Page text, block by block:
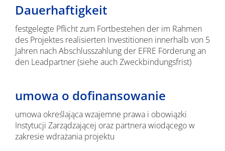
Dauerhaftigkeit
festgelegte Pflicht zum Fortbestehen der im Rahmen
des Projektes realisierten Investitionen innerhalb von 5
Jahren nach Abschlusszahlung der EFRE Förderung an
den Leadpartner (siehe auch Zweckbindungsfrist)
umowa o dofinansowanie
umowa określająca wzajemne prawa i obowiązki
Instytucji Zarządzającej oraz partnera wiodącego w
zakresie wdrażania projektu